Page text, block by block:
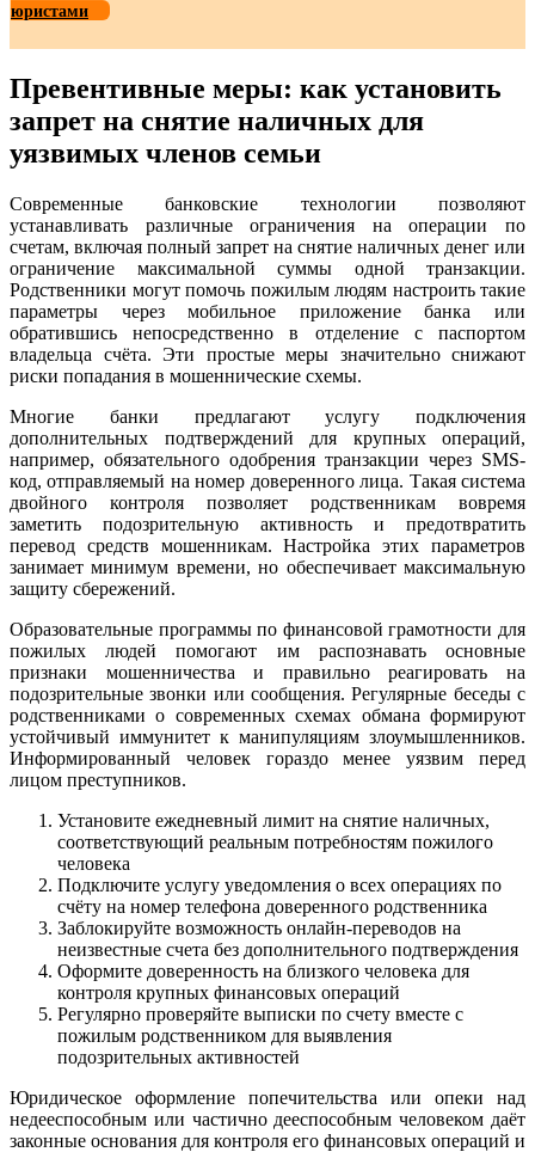
юристами
Превентивные меры: как установить
запрет на снятие наличных для
уязвимых членов семьи
Современные банковские технологии позволяют
устанавливать различные ограничения на операции по
счетам, включая полный запрет на снятие наличных денег или
ограничение максимальной суммы одной транзакции.
Родственники могут помочь пожилым людям настроить такие
параметры через мобильное приложение банка или
обратившись непосредственно в отделение с паспортом
владельца счёта. Эти простые меры значительно снижают
риски попадания в мошеннические схемы.
Многие банки предлагают услугу подключения
дополнительных подтверждений для крупных операций,
например, обязательного одобрения транзакции через SMS-
код, отправляемый на номер доверенного лица. Такая система
двойного контроля позволяет родственникам вовремя
заметить подозрительную активность и предотвратить
перевод средств мошенникам. Настройка этих параметров
занимает минимум времени, но обеспечивает максимальную
защиту сбережений.
Образовательные программы по финансовой грамотности для
пожилых людей помогают им распознавать основные
признаки мошенничества и правильно реагировать на
подозрительные звонки или сообщения. Регулярные беседы с
родственниками о современных схемах обмана формируют
устойчивый иммунитет к манипуляциям злоумышленников.
Информированный человек гораздо менее уязвим перед
лицом преступников.
Установите ежедневный лимит на снятие наличных,
соответствующий реальным потребностям пожилого
человека
Подключите услугу уведомления о всех операциях по
счёту на номер телефона доверенного родственника
Заблокируйте возможность онлайн-переводов на
неизвестные счета без дополнительного подтверждения
Оформите доверенность на близкого человека для
контроля крупных финансовых операций
Регулярно проверяйте выписки по счету вместе с
пожилым родственником для выявления
подозрительных активностей
Юридическое оформление попечительства или опеки над
недееспособным или частично дееспособным человеком даёт
законные основания для контроля его финансовых операций и